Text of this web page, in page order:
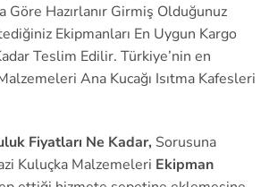
Göre Hazırlanır Girmiş Olduğunuz
Ekipmanları En Uygun Kargo
Teslim Edilir. Türkiye’nin en
Ana Kucağı Isıtma Kafesleri
Fiyatları Ne Kadar, Sorusuna
Kuluçka Malzemeleri Ekipman